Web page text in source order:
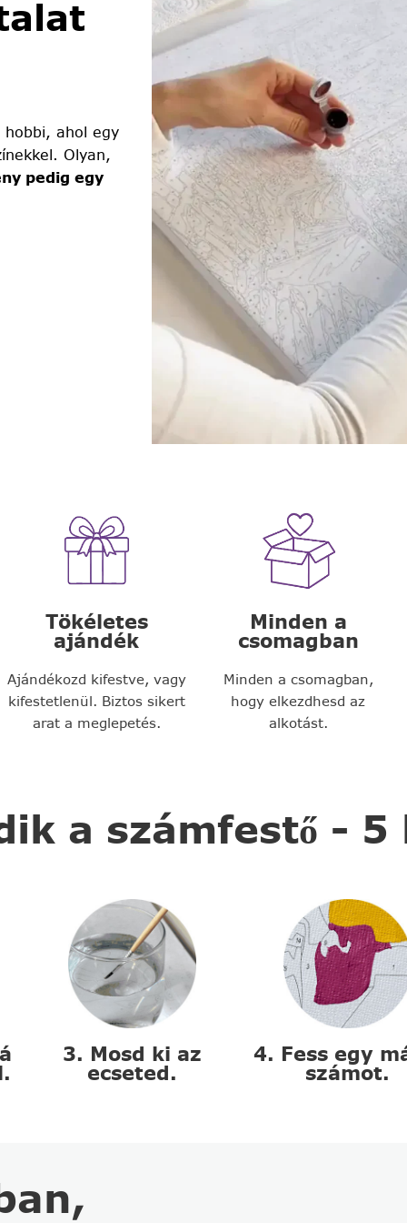
hobbi, ahol egy
Olyan,
pedig egy
Tökéletes
ajándék
Ajándékozd kifestve, vagy
kifestetlenül. Biztos sikert
arat a meglepetés.
Minden a
csomagban
Minden a csomagban,
hogy elkezdhesd az
alkotást.
a számfestő - 5
3. Mosd ki az
ecseted.
4. Fess egy
számot.